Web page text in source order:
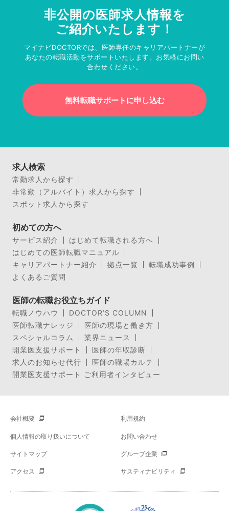
非公開の医師求人情報を
ご紹介いたします！
マイナビDOCTORでは、医師専任のキャリアパートナーが
あなたの転職活動をサポートいたします。お気軽にお問い
合わせください。
無料転職サポートに申し込む
求人検索
常勤求人から探す
非常勤（アルバイト）求人から探す
スポット求人から探す
初めての方へ
サービス紹介
はじめて転職される方へ
はじめての医師転職マニュアル
キャリアパートナー紹介
拠点一覧
転職成功事例
よくあるご質問
医師の転職お役立ちガイド
転職ノウハウ
DOCTOR’S COLUMN
医師転職ナレッジ
医師の現場と働き方
スペシャルコラム
業界ニュース
開業医支援サポート
医師の年収診断
求人のお知らせ代行
医師の職場カルテ
開業医支援サポート ご利用者インタビュー
会社概要 利用規約
個人情報の取り扱いについて お問い合わせ
サイトマップ グループ企業
アクセス サスティナビリティ